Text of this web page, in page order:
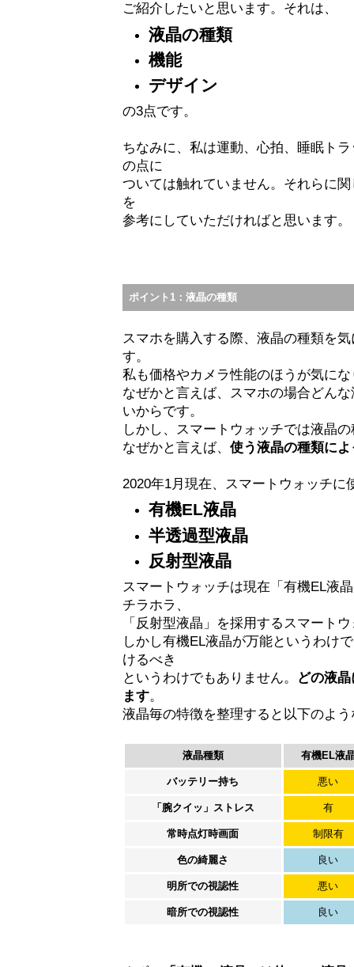
ご紹介したいと思います。それは、
液晶の種類
機能
デザイン
の3点です。
ちなみに、私は運動、心拍、睡眠ト
の点に
ついては触れていません。それらに
を
参考にしていただければと思います。
ポイント1：液晶の種類
スマホを購入する際、液晶の種類を
す。
私も価格やカメラ性能のほうが気に
なぜかと言えば、スマホの場合どん
いからです。
しかし、スマートウォッチでは液晶
なぜかと言えば、 使う液晶の種類に
2020年1月現在、スマートウォッチ
有機EL液晶
半透過型液晶
反射型液晶
スマートウォッチは現在「有機EL液
チラホラ、
「反射型液晶」を採用するスマート
しかし有機EL液晶が万能というわけ
けるべき
というわけでもありません。
どの液
ます。
液晶毎の特徴を整理すると以下のよ
液晶種類 有機EL液
バッテリー持ち 悪い
「腕クイッ」ストレス 有
常時点灯時画面 制限有
色の綺麗さ 良い
明所での視認性 悪い
暗所での視認性 良い